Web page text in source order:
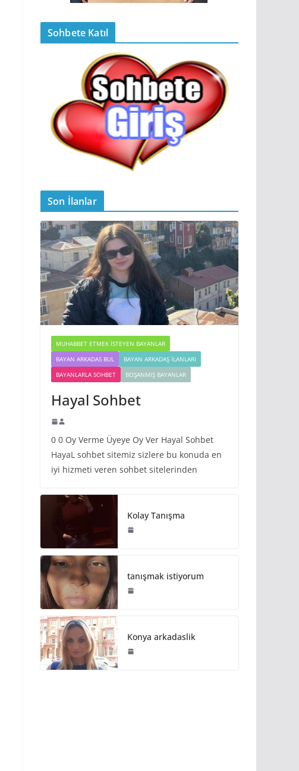
Sohbete Katıl
Son İlanlar
MUHABBET ETMEK İSTEYEN BAYANLAR
BAYAN ARKADAS BUL
BAYAN ARKADAŞ İLANLARI
BAYANLARLA SOHBET
BOŞANMIŞ BAYANLAR
Hayal Sohbet
0 0 Oy Verme Üyeye Oy Ver Hayal Sohbet
HayaL sohbet sitemiz sizlere bu konuda en
iyi hizmeti veren sohbet sitelerinden
Kolay Tanışma
tanışmak istiyorum
Konya arkadaslik